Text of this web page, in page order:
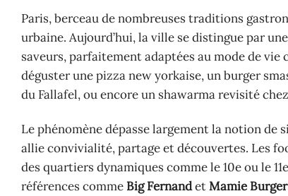
Paris, berceau de nombreuses traditions
urbaine. Aujourd’hui, la ville se distingue par
saveurs, parfaitement adaptées au mode de
déguster une pizza new yorkaise, un burger
du Fallafel, ou encore un shawarma revisité chez
Le phénomène dépasse largement la notion de
allie convivialité, partage et découvertes. Les
des quartiers dynamiques comme le 10e ou le
références comme Big FernandetMamie Burger